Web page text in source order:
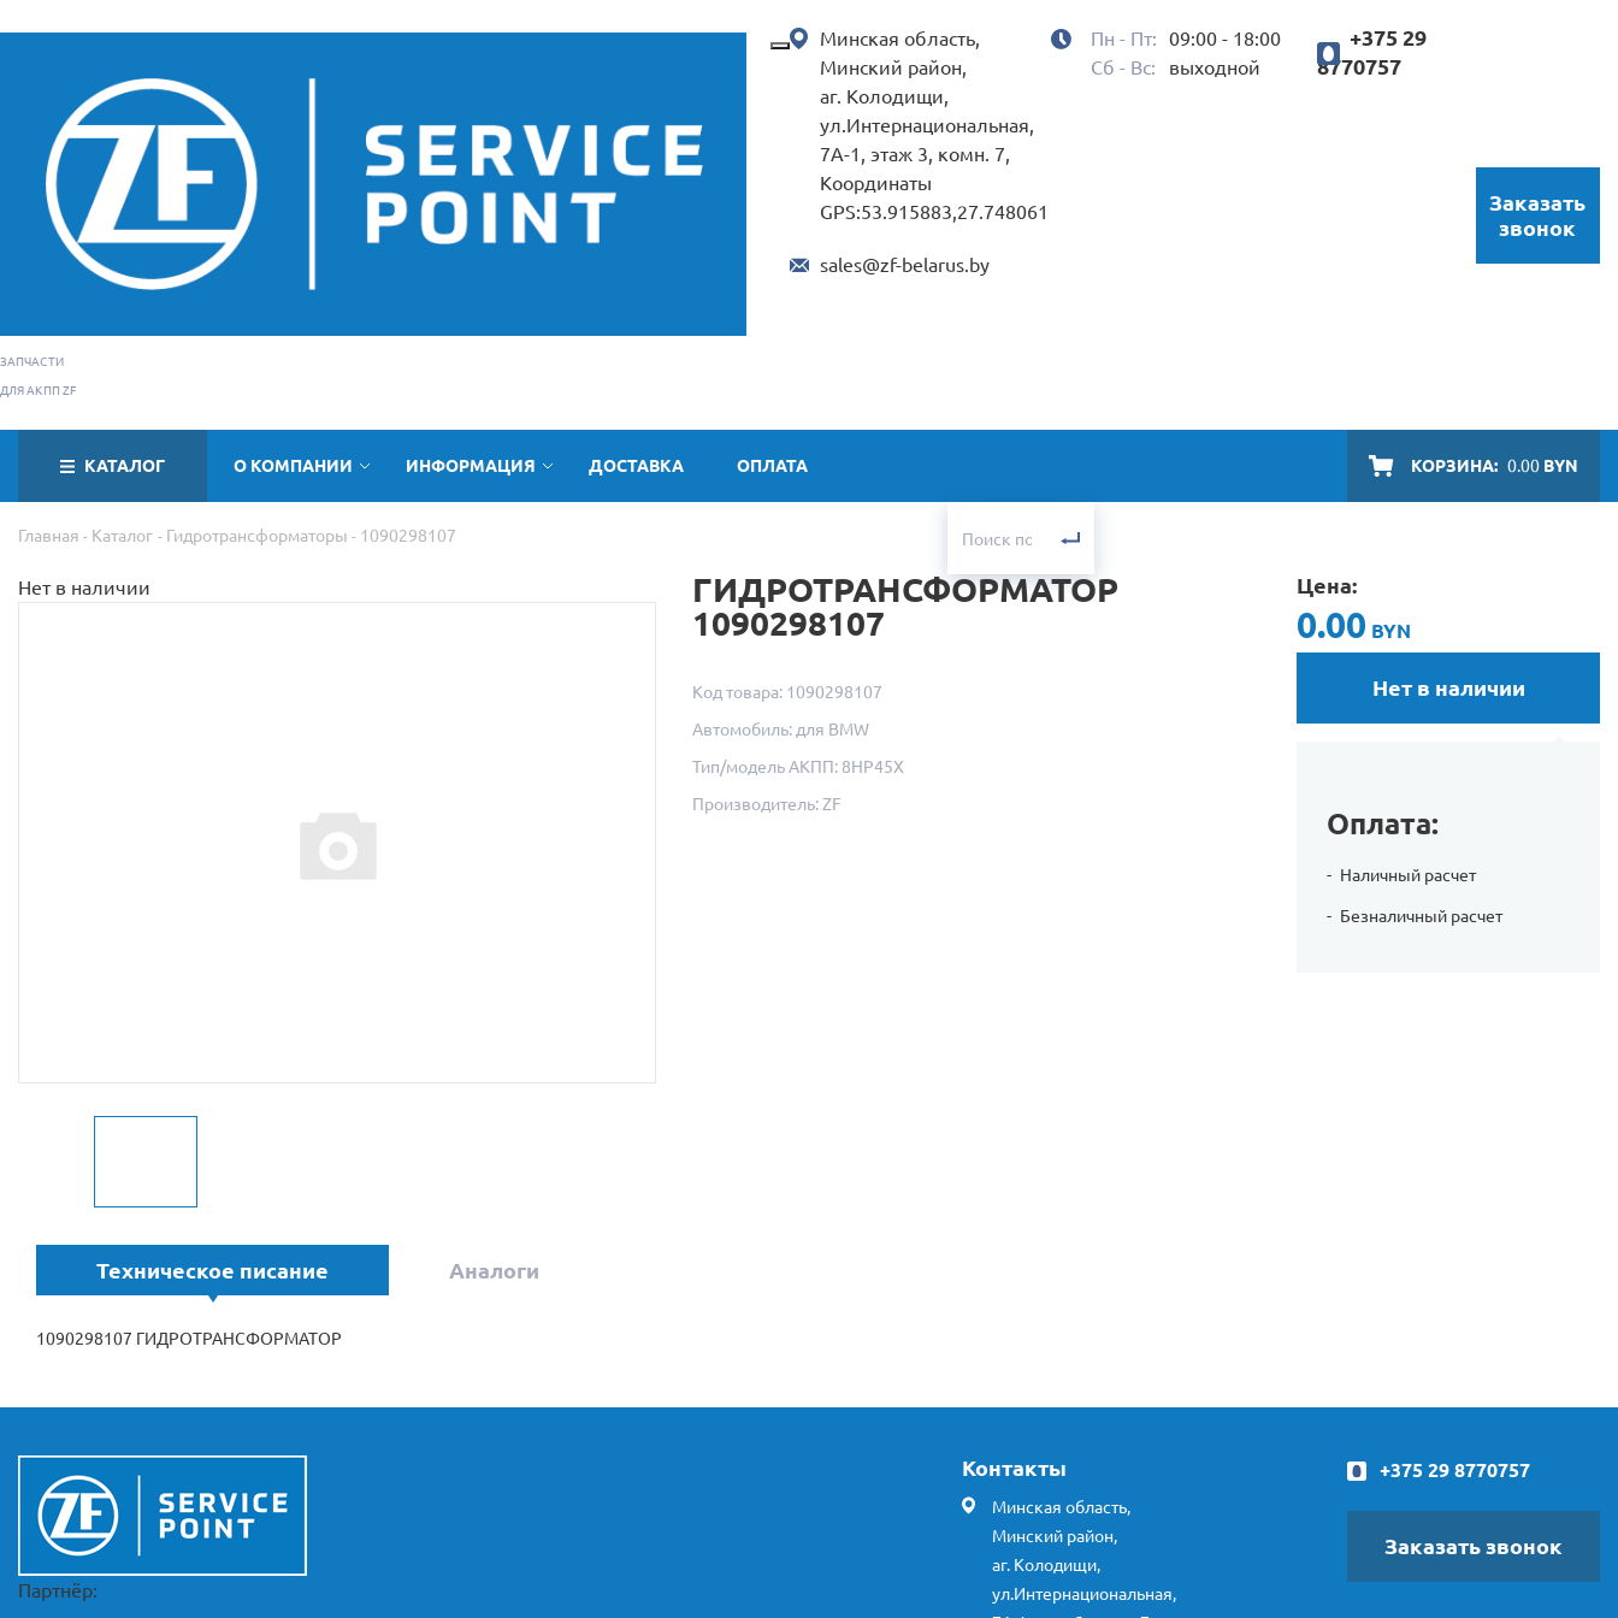
ЗАПЧАСТИ
ДЛЯ АКПП ZF
Минская область,
Минский район,
аг. Колодищи,
ул.Интернациональная,
7А-1, этаж 3, комн. 7,
Координаты
GPS:53.915883,27.748061
sales@zf-belarus.by
Пн - Пт:
09:00 - 18:00
Сб - Вс:
выходной
+375 29
8770757
Заказать
звонок
КАТАЛОГ О КОМПАНИИ ИНФОРМАЦИЯ ДОСТАВКА ОПЛАТА КОРЗИНА: 0.00 BYN
Главная Каталог Гидротрансформаторы 1090298107
Нет в наличии
ГИДРОТРАНСФОРМАТОР
1090298107
Код товара: 1090298107
Автомобиль: для BMW
Тип/модель АКПП: 8HP45X
Производитель: ZF
Цена:
0.00 BYN
Нет в наличии
Оплата:
Наличный расчет
Безналичный расчет
Техническое писание Аналоги
1090298107 ГИДРОТРАНСФОРМАТОР
Партнёр:
Контакты
Минская область,
Минский район,
аг. Колодищи,
ул.Интернациональная,
+375 29 8770757
Заказать звонок